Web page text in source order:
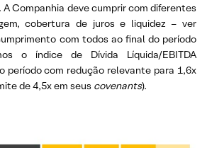
Companhia deve cumprir com diferentes
cobertura de juros e liquidez – ver
com todos ao final do período
o índice de Dívida Líquida/EBITDA
período com redução relevante para 1,6x
de 4,5x em seus covenants).